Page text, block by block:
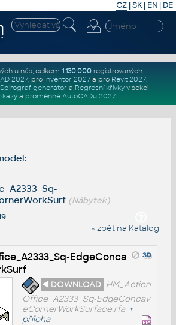
CZ | SK| EN | DE
u nás, celkem 1.130.000registrovaných
2027, pro Inventor 2027a pro Revit 2027.
Spirograf generátor a Regresní křivkyv sekci
a proměnné AutoCADu 2027.
(Nábytek)
« zpět na Katalog
EdgeConca
◄ DOWNLOAD HM_Action
Office_A2333_Sq-EdgeConcav
eCornerWorkSurface.rfa +
příloha